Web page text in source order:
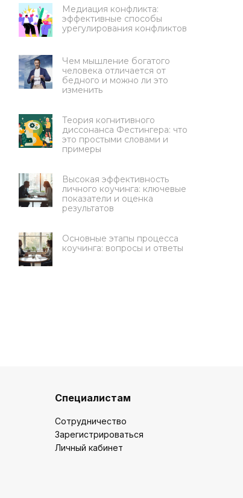
Медиация конфликта:
эффективные способы
урегулирования конфликтов
Чем мышление богатого
человека отличается от
бедного и можно ли это
изменить
Теория когнитивного
диссонанса Фестингера: что
это простыми словами и
примеры
Высокая эффективность
личного коучинга: ключевые
показатели и оценка
результатов
Основные этапы процесса
коучинга: вопросы и ответы
Специалистам
Сотрудничество
Зарегистрироваться
Личный кабинет
Ответьте на 3 вопроса, чтобы
Какую цель вы ставите на
обучение?